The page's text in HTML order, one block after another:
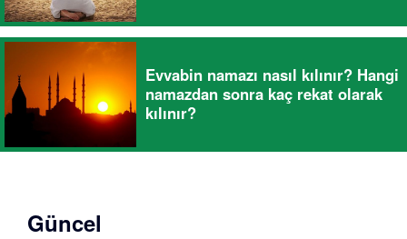
Evvabin namazı nasıl kılınır? Hangi
namazdan sonra kaç rekat olarak
kılınır?
Güncel